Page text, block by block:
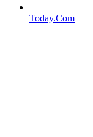
Today.Com